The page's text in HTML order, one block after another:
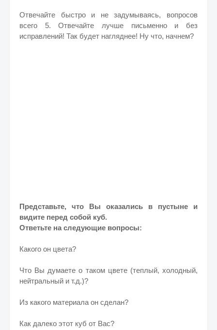
Отвечайте быстро и не задумываясь, вопросов
всего 5. Отвечайте лучше письменно и без
исправлений! Так будет нагляднее! Ну что, начнем?
Представьте, что Вы оказались в пустыне и
видите перед собой куб.
Ответьте на следующие вопросы:
Какого он цвета?
Что Вы думаете о таком цвете (теплый, холодный,
нейтральный и т.д.)?
Из какого материала он сделан?
Как далеко этот куб от Вас?